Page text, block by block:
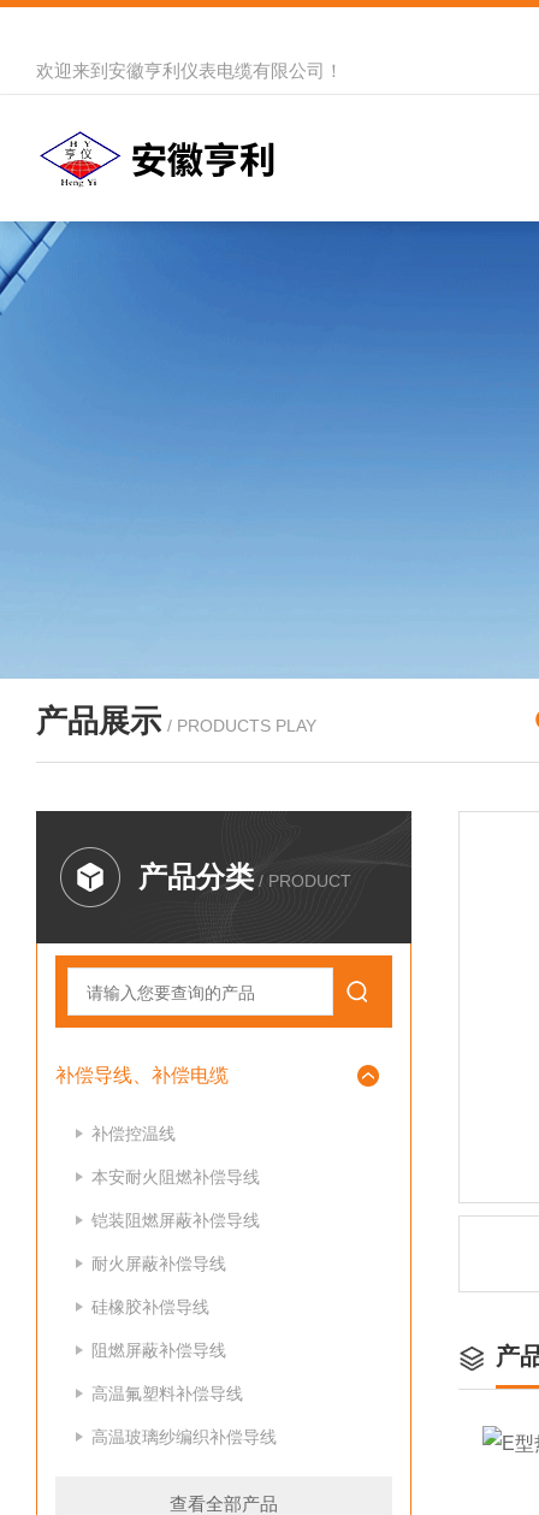
欢迎来到 安徽亨利仪表电缆有限公司 ！
产品展示 / PRODUCTS PLAY
产品分类 / PRODUCT
补偿导线、补偿电缆
补偿控温线
本安耐火阻燃补偿导线
铠装阻燃屏蔽补偿导线
耐火屏蔽补偿导线
硅橡胶补偿导线
阻燃屏蔽补偿导线
高温氟塑料补偿导线
高温玻璃纱编织补偿导线
查看全部产品
产